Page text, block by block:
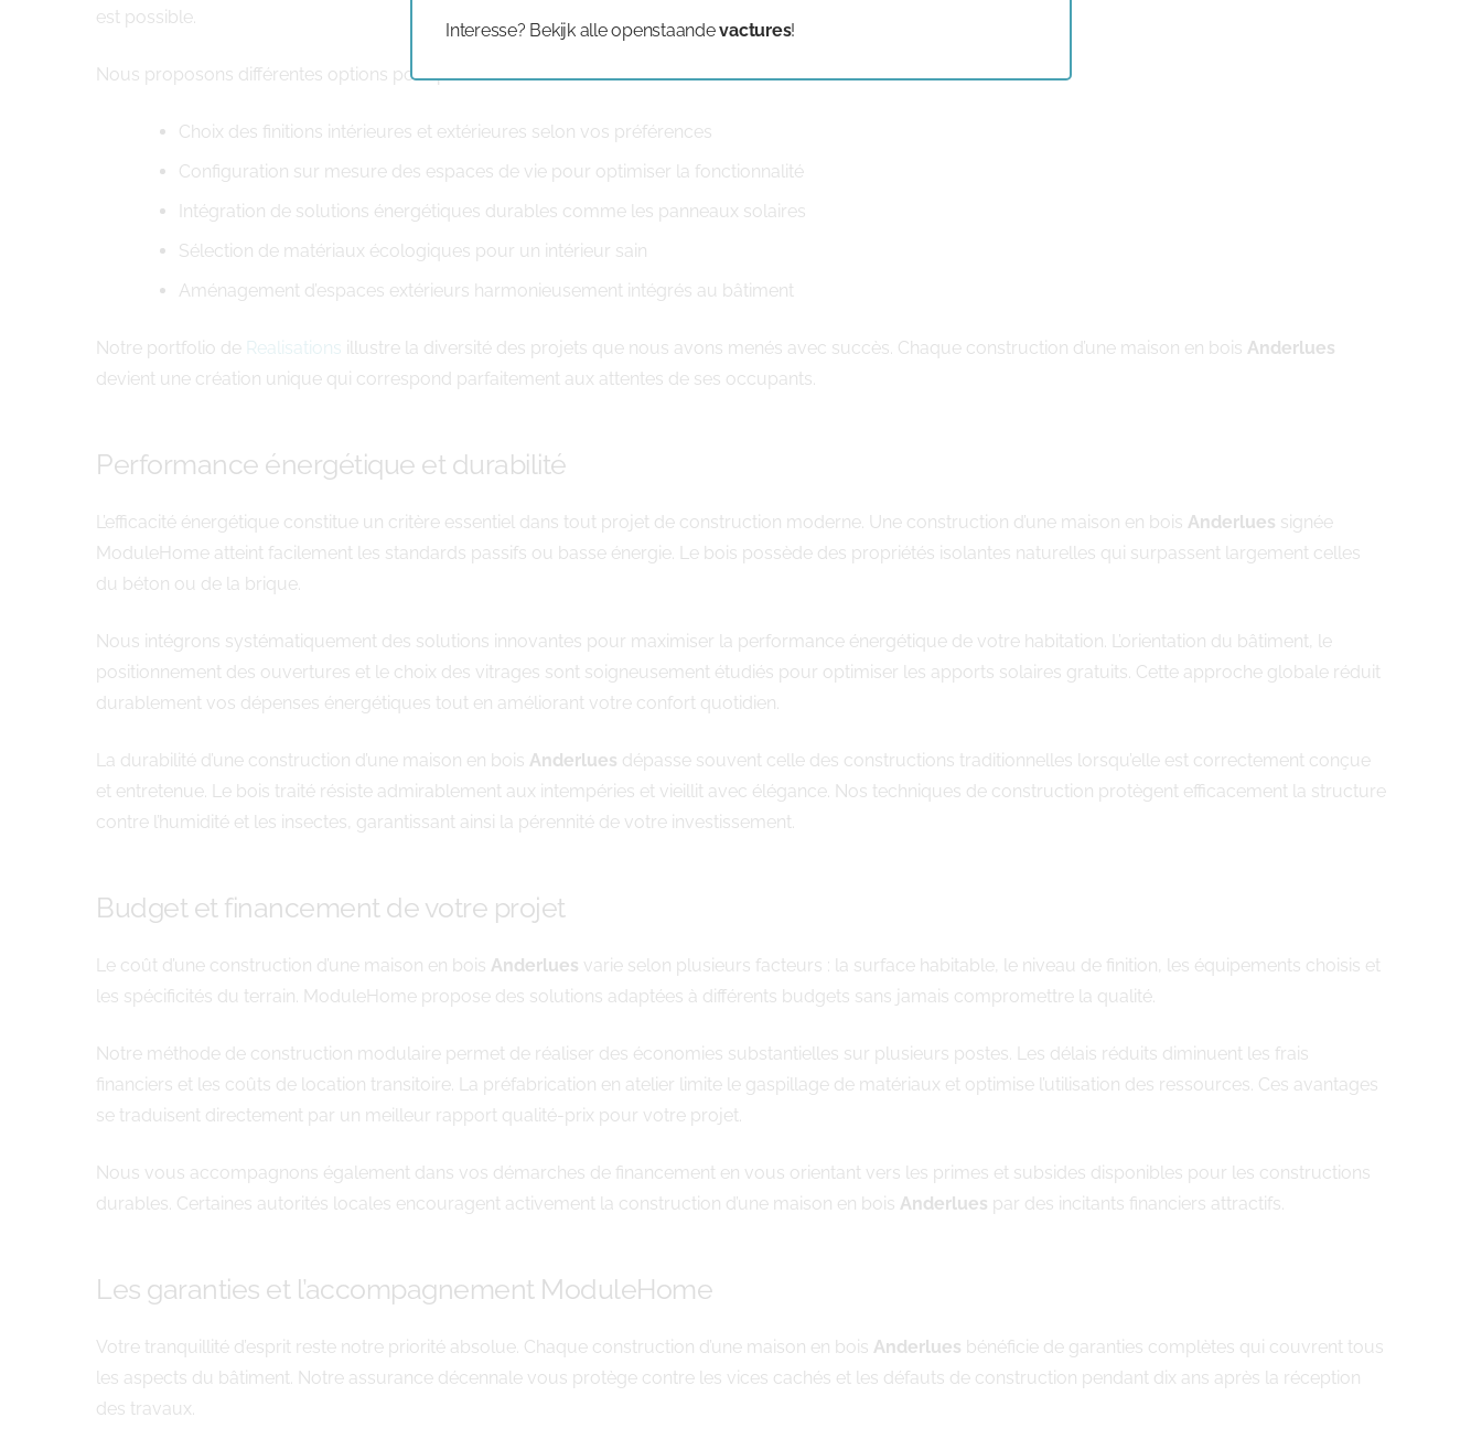
est possible.
Nous proposons différentes options pour personnaliser votre habitat :
Choix des finitions intérieures et extérieures selon vos préférences
Configuration sur mesure des espaces de vie pour optimiser la fonctionnalité
Intégration de solutions énergétiques durables comme les panneaux solaires
Sélection de matériaux écologiques pour un intérieur sain
Aménagement d’espaces extérieurs harmonieusement intégrés au bâtiment
Notre portfolio de Realisations illustre la diversité des projets que nous avons menés avec succès. Chaque construction d’une maison en bois Anderlues
devient une création unique qui correspond parfaitement aux attentes de ses occupants.
Performance énergétique et durabilité
L’efficacité énergétique constitue un critère essentiel dans tout projet de construction moderne. Une construction d’une maison en bois Anderlues signée
ModuleHome atteint facilement les standards passifs ou basse énergie. Le bois possède des propriétés isolantes naturelles qui surpassent largement celles
du béton ou de la brique.
Nous intégrons systématiquement des solutions innovantes pour maximiser la performance énergétique de votre habitation. L’orientation du bâtiment, le
positionnement des ouvertures et le choix des vitrages sont soigneusement étudiés pour optimiser les apports solaires gratuits. Cette approche globale réduit
durablement vos dépenses énergétiques tout en améliorant votre confort quotidien.
La durabilité d’une construction d’une maison en bois Anderlues dépasse souvent celle des constructions traditionnelles lorsqu’elle est correctement conçue
et entretenue. Le bois traité résiste admirablement aux intempéries et vieillit avec élégance. Nos techniques de construction protègent efficacement la structure
contre l’humidité et les insectes, garantissant ainsi la pérennité de votre investissement.
Budget et financement de votre projet
Le coût d’une construction d’une maison en bois Anderlues varie selon plusieurs facteurs : la surface habitable, le niveau de finition, les équipements choisis et
les spécificités du terrain. ModuleHome propose des solutions adaptées à différents budgets sans jamais compromettre la qualité.
Notre méthode de construction modulaire permet de réaliser des économies substantielles sur plusieurs postes. Les délais réduits diminuent les frais
financiers et les coûts de location transitoire. La préfabrication en atelier limite le gaspillage de matériaux et optimise l’utilisation des ressources. Ces avantages
se traduisent directement par un meilleur rapport qualité-prix pour votre projet.
Nous vous accompagnons également dans vos démarches de financement en vous orientant vers les primes et subsides disponibles pour les constructions
durables. Certaines autorités locales encouragent activement la construction d’une maison en bois Anderlues par des incitants financiers attractifs.
Les garanties et l’accompagnement ModuleHome
Votre tranquillité d’esprit reste notre priorité absolue. Chaque construction d’une maison en bois Anderlues bénéficie de garanties complètes qui couvrent tous
les aspects du bâtiment. Notre assurance décennale vous protège contre les vices cachés et les défauts de construction pendant dix ans après la réception
des travaux.
Interesse? Bekijk alle openstaandevactures!